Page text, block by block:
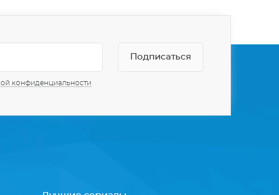
конфиденциальности